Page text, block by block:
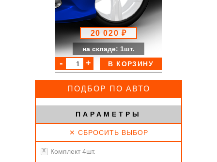
20 020 ₽
на складе: 1шт.
В КОРЗИНУ
ПОДБОР ПО АВТО
ПАРАМЕТРЫ
✕ СБРОСИТЬ ВЫБОР
Комплект 4шт.